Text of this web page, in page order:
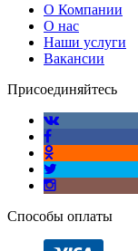
О Компании
О нас
Наши услуги
Вакансии
Присоединяйтесь
Способы оплаты